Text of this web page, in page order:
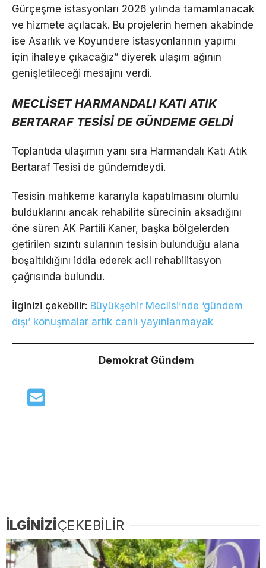
Gürçeşme istasyonları 2026 yılında tamamlanacak
ve hizmete açılacak. Bu projelerin hemen akabinde
ise Asarlık ve Koyundere istasyonlarının yapımı
için ihaleye çıkacağız” diyerek ulaşım ağının
genişletileceği mesajını verdi.
MECLİSET HARMANDALI KATI ATIK
BERTARAF TESİSİ DE GÜNDEME GELDİ
Toplantıda ulaşımın yanı sıra Harmandalı Katı Atık
Bertaraf Tesisi de gündemdeydi.
Tesisin mahkeme kararıyla kapatılmasını olumlu
bulduklarını ancak rehabilite sürecinin aksadığını
öne süren AK Partili Kaner, başka bölgelerden
getirilen sızıntı sularının tesisin bulunduğu alana
boşaltıldığını iddia ederek acil rehabilitasyon
çağrısında bulundu.
İlginizi çekebilir: Büyükşehir Meclisi’nde ‘gündem
dışı’ konuşmalar artık canlı yayınlanmayak
Demokrat Gündem
İLGİNİZİÇEKEBİLİR